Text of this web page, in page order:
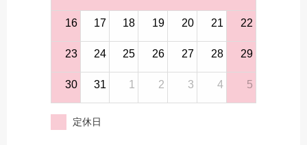
16 17 18 19 20 21 22
23 24 25 26 27 28 29
30 31 1 2 3 4 5
定休日